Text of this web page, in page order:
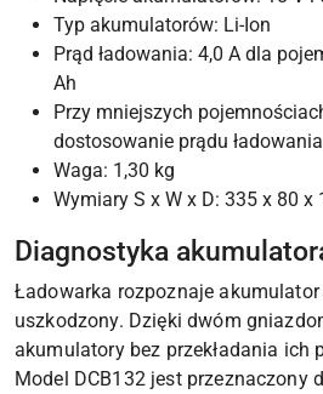
Typ akumulatorów: Li-Ion
Prąd ładowania: 4,0 A dla
Ah
Przy mniejszych
dostosowanie prądu ładowania
Waga: 1,30 kg
Wymiary S x W x D: 335 x 80 x
Diagnostyka
Ładowarka rozpoznaje
uszkodzony. Dzięki dwóm
akumulatory bez przekładania ich
Model DCB132 jest przeznaczony